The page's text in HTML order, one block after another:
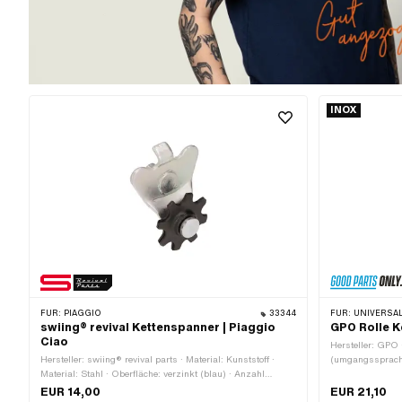
FÜR: PIAGGIO 33344
swiing® revival Kettenspanner | Piaggio
Ciao
Hersteller: swiing® revival parts · Material: Kunststoff ·
Material: Stahl · Oberfläche: verzinkt (blau) · Anzahl
Zähne: 8 Stk. · Ø aussen Kettenrad: 36 mm · Gewindeart:
EUR 14,00
INOX
FÜR: UNIVERSAL ·
GPO Rolle
Hersteller: GPO
Kettenrolle
EUR 21,10